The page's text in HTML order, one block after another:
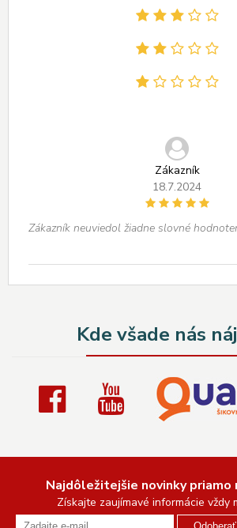
Zákazník
18.7.2024
Zákazník neuviedol žiadne slovné
Kde všade nás
Najdôležitejšie novinky priamo
Získajte zaujímavé informácie vždy